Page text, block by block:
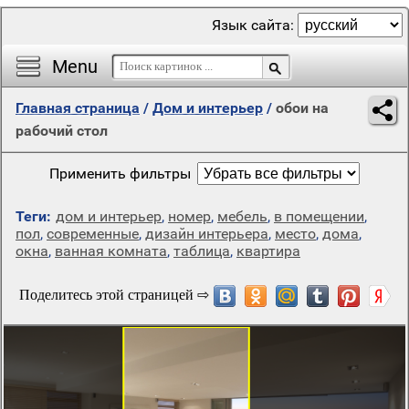
Menu
Язык сайта:
Главная страница / Дом и интерьер / обои на
рабочий стол
Применить фильтры
Теги: дом и интерьер, номер, мебель, в помещении,
пол, современные, дизайн интерьера, место, дома,
окна, ванная комната, таблица, квартира